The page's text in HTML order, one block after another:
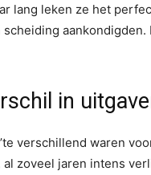
lang leken ze het
in
verschillend waren
zoveel jaren intens